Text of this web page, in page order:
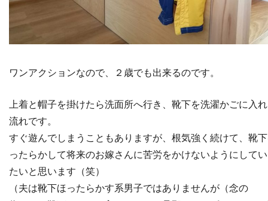
ワンアクションなので、２歳でも出来るのです。
上着と帽子を掛けたら洗面所へ行き、靴下を洗濯かごに入
流れです。
すぐ遊んでしまうこともありますが、根気強く続けて、靴
ったらかして将来のお嫁さんに苦労をかけないようにして
たいと思います（笑）
（夫は靴下ほったらかす系男子ではありませんが（念の